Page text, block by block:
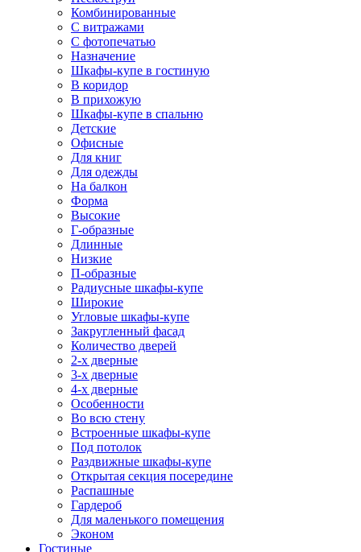
Комбинированные
С витражами
С фотопечатью
Назначение
Шкафы-купе в гостиную
В коридор
В прихожую
Шкафы-купе в спальню
Детские
Офисные
Для книг
Для одежды
На балкон
Форма
Высокие
Г-образные
Длинные
Низкие
П-образные
Радиусные шкафы-купе
Широкие
Угловые шкафы-купе
Закругленный фасад
Количество дверей
2-х дверные
3-х дверные
4-х дверные
Особенности
Во всю стену
Встроенные шкафы-купе
Под потолок
Раздвижные шкафы-купе
Открытая секция посередине
Распашные
Гардероб
Для маленького помещения
Эконом
Гостиные